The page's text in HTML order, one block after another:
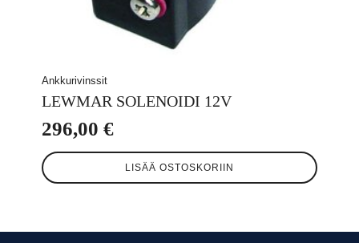
Ankkurivinssit
LEWMAR SOLENOIDI 12V
296,00 €
LISÄÄ OSTOSKORIIN